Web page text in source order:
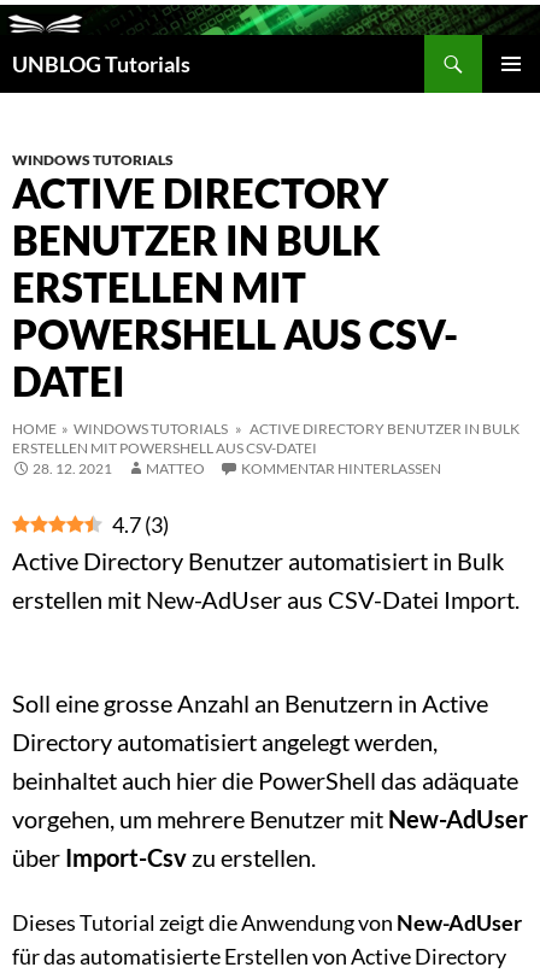
UNBLOG Tutorials
Suchen
WINDOWS TUTORIALS
ACTIVE DIRECTORY
BENUTZER IN BULK
ERSTELLEN MIT
POWERSHELL AUS CSV-
DATEI
HOME » WINDOWS TUTORIALS » ACTIVE DIRECTORY BENUTZER IN BULK
ERSTELLEN MIT POWERSHELL AUS CSV-DATEI
28. 12. 2021
MATTEO KOMMENTAR HINTERLASSEN
4.7(3)
Active Directory Benutzer automatisiert in Bulk
erstellen mit New-AdUser aus CSV-Datei Import.
Soll eine grosse Anzahl an Benutzern in Active
Direc­tory automatisiert angelegt werden,
beinhaltet auch hier die Power­Shell das adäquate
vorgehen, um mehrere Benutzer mit New-AdUser
über Import-Csv zu erstellen.
Dieses Tutorial zeigt die Anwendung von New-AdUser
für das automatisierte Erstellen von Active Directory